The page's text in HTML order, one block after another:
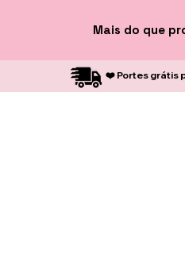
Mais do que
❤️ Portes grátis